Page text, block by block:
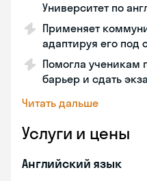
Университет по
Применяет
адаптируя его под
Помогла ученикам
барьер и сдать
Читать дальше
Услуги и цены
Английский язык